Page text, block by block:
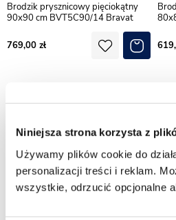
Niniejsza strona korzysta z
Używamy plików cookie do
personalizacji treści i reklam.
wszystkie, odrzucić opcjonalne
Brodzik prysznicowy pięciokątny
90x90 cm BVT5C90/14 Bravat
769,00
Brodzik prysznicowy pięciokątny